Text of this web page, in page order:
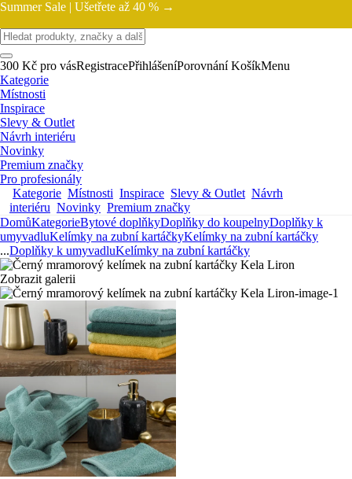
Summer Sale | Ušetřete až 40 % →
300 Kč pro vásRegistracePřihlášeníPorovnání KošíkMenu
Kategorie
Místnosti
Inspirace
Slevy & Outlet
Návrh interiéru
Novinky
Premium značky
Pro profesionály
Kategorie Místnosti Inspirace Slevy & Outlet Návrh
interiéru Novinky Premium značky
DomůKategorieBytové doplňkyDoplňky do koupelnyDoplňky k
umyvadluKelímky na zubní kartáčkyKelímky na zubní kartáčky
...Doplňky k umyvadluKelímky na zubní kartáčky
Zobrazit galerii